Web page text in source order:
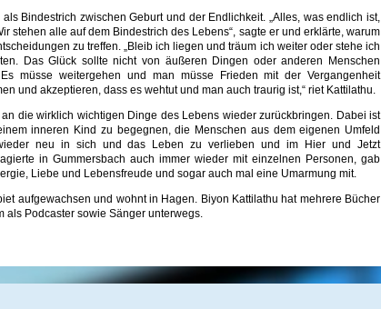
Bindestrich zwischen Geburt und der Endlichkeit. „Alles, was endlich ist,
stehen alle auf dem Bindestrich des Lebens“, sagte er und erklärte, warum
zu treffen. „Bleib ich liegen und träum ich weiter oder stehe ich
Das Glück sollte nicht von äußeren Dingen oder anderen Menschen
müsse weitergehen und man müsse Frieden mit der Vergangenheit
und akzeptieren, dass es wehtut und man auch traurig ist,“ riet Kattilathu.
die wirklich wichtigen Dinge des Lebens wieder zurückbringen. Dabei ist
inneren Kind zu begegnen, die Menschen aus dem eigenen Umfeld
neu in sich und das Leben zu verlieben und im Hier und Jetzt
in Gummersbach auch immer wieder mit einzelnen Personen, gab
Liebe und Lebensfreude und sogar auch mal eine Umarmung mit.
aufgewachsen und wohnt in Hagen. Biyon Kattilathu hat mehrere Bücher
als Podcaster sowie Sänger unterwegs.